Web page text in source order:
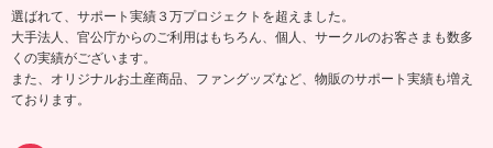
選ばれて、サポート実績３万プロジェクトを超えました。
大手法人、官公庁からのご利用はもちろん、個人、サークルのお客さまも数多
くの実績がございます。
また、オリジナルお土産商品、ファングッズなど、物販のサポート実績も増え
ております。